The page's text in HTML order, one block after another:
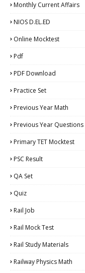
Monthly Current Affairs
NIOS D.EL.ED
Online Mocktest
Pdf
PDF Download
Practice Set
Previous Year Math
Previous Year Questions
Primary TET Mocktest
PSC Result
QA Set
Quiz
Rail Job
Rail Mock Test
Rail Study Materials
Railway Physics Math